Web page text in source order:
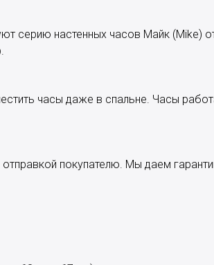
серию настенных часов Майк (Mike)
часы даже в спальне. Часы
покупателю. Мы даем